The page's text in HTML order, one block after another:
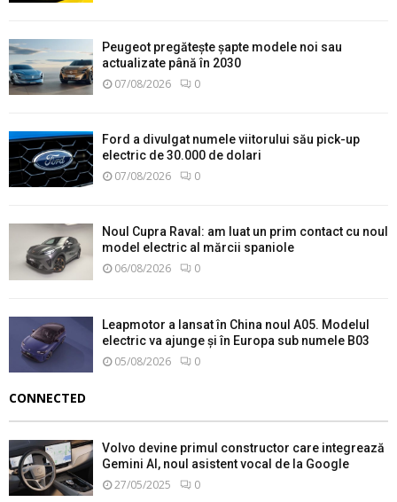
Peugeot pregătește șapte modele noi sau
actualizate până în 2030
07/08/2026 0
Ford a divulgat numele viitorului său pick-up
electric de 30.000 de dolari
07/08/2026 0
Noul Cupra Raval: am luat un prim contact cu noul
model electric al mărcii spaniole
06/08/2026 0
Leapmotor a lansat în China noul A05. Modelul
electric va ajunge și în Europa sub numele B03
05/08/2026 0
CONNECTED
Volvo devine primul constructor care integrează
Gemini AI, noul asistent vocal de la Google
27/05/2025 0